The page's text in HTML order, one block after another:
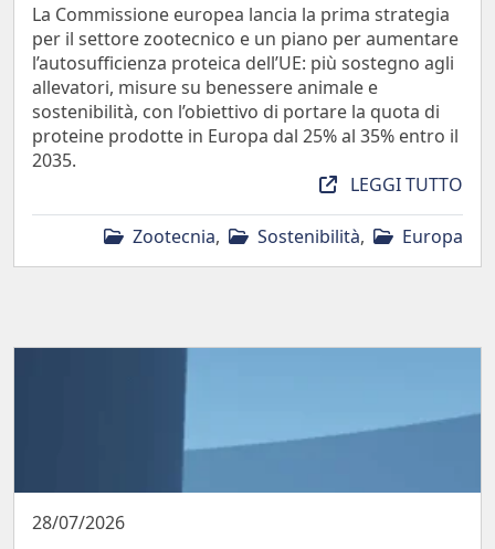
La Commissione europea lancia la prima strategia
per il settore zootecnico e un piano per aumentare
l’autosufficienza proteica dell’UE: più sostegno agli
allevatori, misure su benessere animale e
sostenibilità, con l’obiettivo di portare la quota di
proteine prodotte in Europa dal 25% al 35% entro il
2035.
LEGGI TUTTO
Zootecnia, Sostenibilità, Europa
28/07/2026